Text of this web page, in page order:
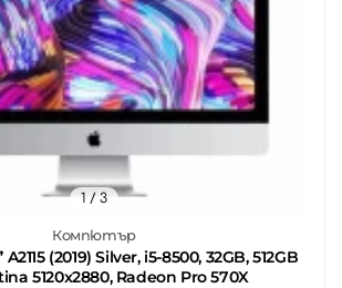
Компютър
A2115 (2019) Silver, i5-8500, 32GB, 512GB
5120x2880, Radeon Pro 570X
1 / 3